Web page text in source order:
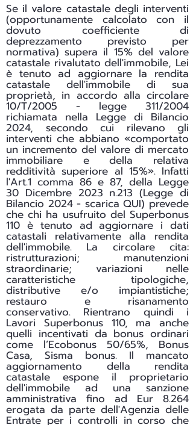
Se il valore catastale degli interventi
(opportunamente calcolato con il
dovuto coefficiente di
deprezzamento previsto per
normativa) supera il 15% del valore
catastale rivalutato dell'immobile, Lei
è tenuto ad aggiornare la rendita
catastale dell'immobile di sua
proprietà, in accordo alla circolare
10/T/2005 - legge 311/2004
richiamata nella Legge di Bilancio
2024, secondo cui rilevano gli
interventi che abbiano «comportato
un incremento del valore di mercato
immobiliare e della relativa
redditività superiore al 15%». Infatti
l'Art.1 comma 86 e 87, della Legge
30 Dicembre 2023 n.213 (Legge di
Bilancio 2024 - scaricaQUI) prevede
che chi ha usufruito del Superbonus
110 è tenuto ad aggiornare i dati
catastali relativamente alla rendita
dell'immobile. La circolare cita:
ristrutturazioni; manutenzioni
straordinarie; variazioni nelle
caratteristiche tipologiche,
distributive e/o impiantistiche;
restauro e risanamento
conservativo. Rientrano quindi i
Lavori Superbonus 110, ma anche
quelli incentivati da bonus ordinari
come l’Ecobonus 50/65%, Bonus
Casa, Sisma bonus. Il mancato
aggiornamento della rendita
catastale espone il proprietario
dell'immobile ad una sanzione
amministrativa fino ad Eur 8.264
erogata da parte dell'Agenzia delle
Entrate per i controlli in corso che